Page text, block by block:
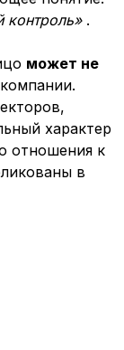
контроль» .
может не
компании.
характер
отношения к
в